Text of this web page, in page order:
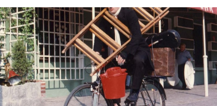
Kliknij, aby powiększyć